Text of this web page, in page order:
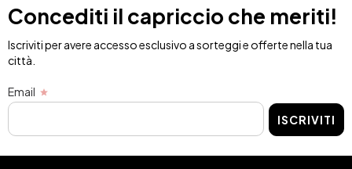
Concediti il capriccio che meriti!
Iscriviti per avere accesso esclusivo a sorteggi e offerte nella tua
città.
Email
ISCRIVITI